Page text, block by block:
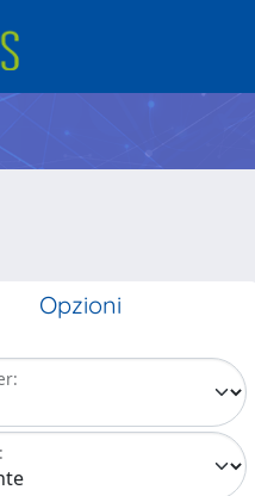
Opzioni